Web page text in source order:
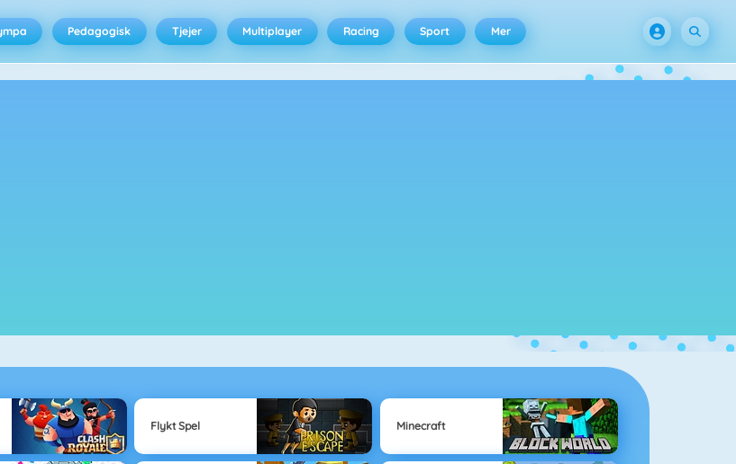
Pedagogisk Tjejer Multiplayer Racing Sport Mer
Flykt Spel Minecraft